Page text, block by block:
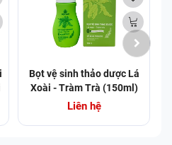
Bọt vệ sinh thảo dược Lá
Xoài - Tràm Trà (150ml)
Liên hệ